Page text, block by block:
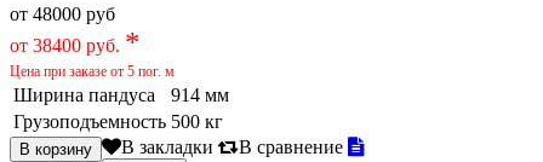
от 48000 руб
от 38400 руб. *
Цена при заказе от 5 пог. м
Ширина пандуса
914 мм
Грузоподъемность 500 кг
В закладки В сравнение